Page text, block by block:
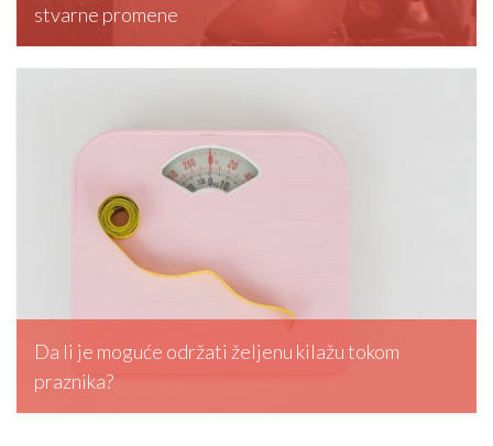
stvarne promene
editormd, February 20, 2026
Da li je moguće održati željenu kilažu tokom
praznika?